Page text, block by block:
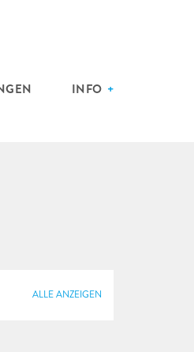
INFO
ALLE ANZEIGEN